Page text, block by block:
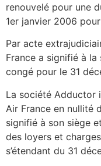
renouvelé pour une
1er janvier 2006
Par acte
France a signifié à
congé pour le 31
La société Adductor
Air France en nullité
signifié à son siège
des loyers et
s’étendant du 31